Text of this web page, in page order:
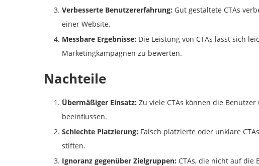
Verbesserte Benutzererfahrung: Gut gestaltete CTAs
einer Website.
Messbare Ergebnisse: Die Leistung von CTAs lässt sich
Marketingkampagnen zu bewerten.
Nachteile
Übermäßiger Einsatz: Zu viele CTAs können die
beeinflussen.
Schlechte Platzierung: Falsch platzierte oder unklare
stiften.
Ignoranz gegenüber Zielgruppen: CTAs, die nicht auf